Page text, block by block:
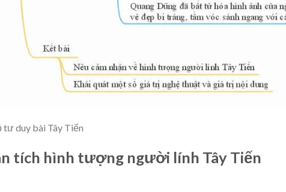
tư duy bài Tây Tiến
tích hình tượng người lính Tây Tiến